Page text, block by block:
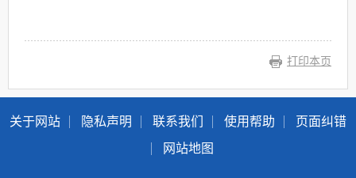
打印本页
关于网站 隐私声明 联系我们 使用帮助
页面纠错
网站地图